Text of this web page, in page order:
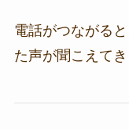
電話がつながる
た声が聞こえてき